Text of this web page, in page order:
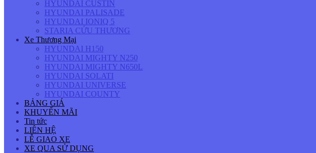
HYUNDAI CUSTIN
HYUNDAI PALISADE
HYUNDAI IONIQ 5
STARIA CỨU THƯƠNG
Xe Thương Mại
HYUNDAI H150
HYUNDAI MIGHTY N250
HYUNDAI MIGHTY N650L
HYUNDAI SOLATI
HYUNDAI UNIVERSE
HYUNDAI COUNTY
BẢNG GIÁ
KHUYẾN MÃI
Tin tức
LIÊN HỆ
LỄ GIAO XE
XE QUA SỬ DỤNG